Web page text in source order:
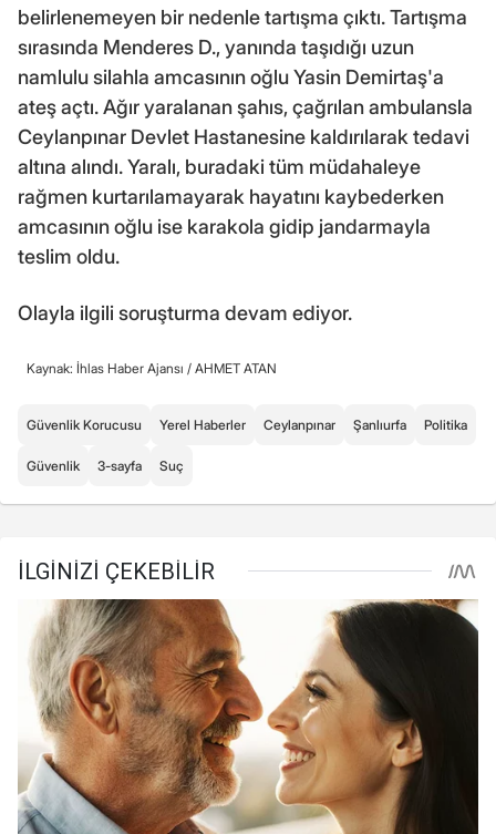
belirlenemeyen bir nedenle tartışma çıktı. Tartışma
sırasında Menderes D., yanında taşıdığı uzun
namlulu silahla amcasının oğlu Yasin Demirtaş'a
ateş açtı. Ağır yaralanan şahıs, çağrılan ambulansla
Ceylanpınar Devlet Hastanesine kaldırılarak tedavi
altına alındı. Yaralı, buradaki tüm müdahaleye
rağmen kurtarılamayarak hayatını kaybederken
amcasının oğlu ise karakola gidip jandarmayla
teslim oldu.
Olayla ilgili soruşturma devam ediyor.
Kaynak: İhlas Haber Ajansı / AHMET ATAN
Güvenlik Korucusu Yerel Haberler Ceylanpınar Şanlıurfa Politika
Güvenlik 3-sayfa Suç